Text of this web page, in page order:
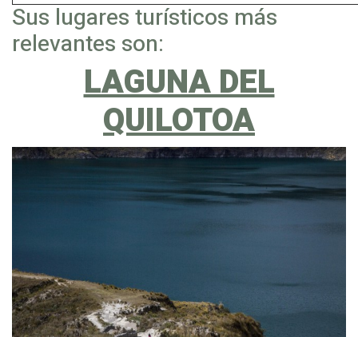
Sus lugares turísticos más
relevantes son:
LAGUNA DEL
QUILOTOA